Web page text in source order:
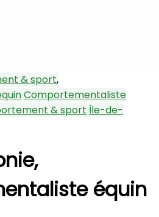
& sport,
Comportementaliste
& sport Île-de-
équin